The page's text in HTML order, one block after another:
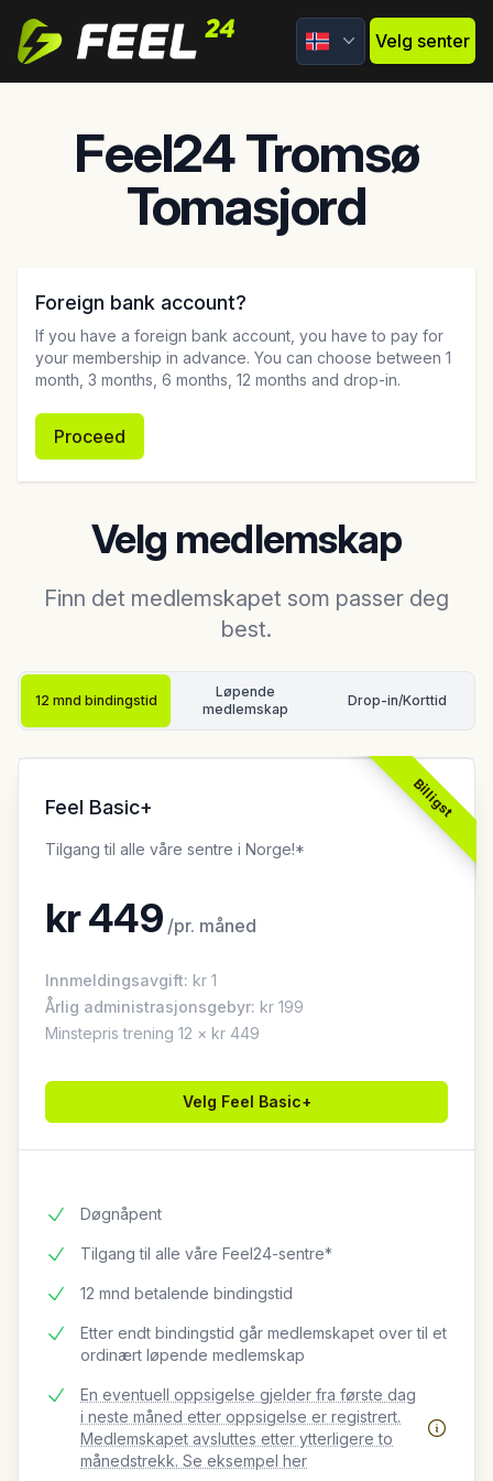
Feel24 Velg senter
Feel24 Tromsø
Tomasjord
Foreign bank account?
If you have a foreign bank account, you have to pay for
your membership in advance. You can choose between 1
month, 3 months, 6 months, 12 months and drop-in.
Proceed
Velg medlemskap
Finn det medlemskapet som passer deg
best.
12 mnd bindingstid
Løpende
medlemskap
Drop-in/Korttid
Billigst
Feel Basic+
Tilgang til alle våre sentre i Norge!*
kr449 /pr. måned
Innmeldingsavgift: kr 1
Årlig administrasjonsgebyr: kr 199
Minstepris trening 12 × kr 449
Velg Feel Basic+
Døgnåpent
Tilgang til alle våre Feel24-sentre*
12 mnd betalende bindingstid
Etter endt bindingstid går medlemskapet over til et
ordinært løpende medlemskap
En eventuell oppsigelse gjelder fra første dag
i neste måned etter oppsigelse er registrert.
Medlemskapet avsluttes etter ytterligere to
månedstrekk. Se eksempel her